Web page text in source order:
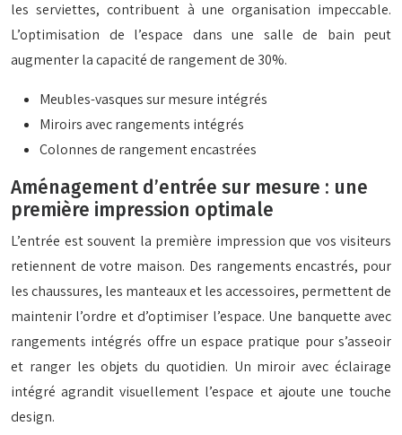
les serviettes, contribuent à une organisation impeccable.
L’optimisation de l’espace dans une salle de bain peut
augmenter la capacité de rangement de 30%.
Meubles-vasques sur mesure intégrés
Miroirs avec rangements intégrés
Colonnes de rangement encastrées
Aménagement d’entrée sur mesure : une
première impression optimale
L’entrée est souvent la première impression que vos visiteurs
retiennent de votre maison. Des rangements encastrés, pour
les chaussures, les manteaux et les accessoires, permettent de
maintenir l’ordre et d’optimiser l’espace. Une banquette avec
rangements intégrés offre un espace pratique pour s’asseoir
et ranger les objets du quotidien. Un miroir avec éclairage
intégré agrandit visuellement l’espace et ajoute une touche
design.